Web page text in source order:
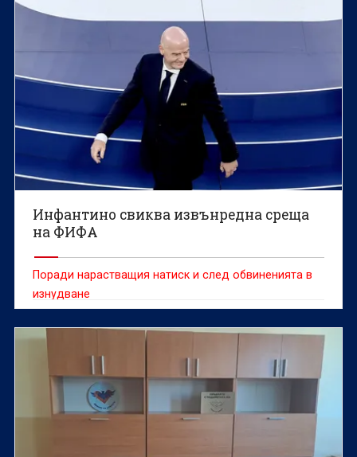
Инфантино свиква извънредна среща
на ФИФА
Поради нарастващия натиск и след обвиненията в
изнудване